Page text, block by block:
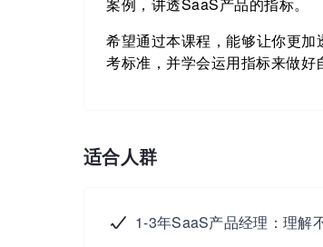
希望通过本课程，能够让你更
考标准，并学会运用指标来做好
适合人群
1-3年SaaS产品经理：理解